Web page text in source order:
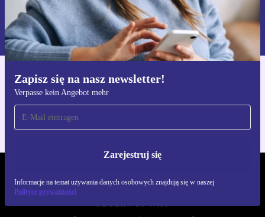
Zapisz się na nasz newsletter!
Verpasse kein Angebot mehr
Zarejestruj się
Informacje na temat używania danych osobowych znajdują się w naszej
Polityce prywatności
Zarejestruj się
Informacje na temat używania danych osobowych znajdują się w
naszej
Polityce prywatności
Pobierz aplikację refurbed
Dla iOS i Android
OBSERWUJ NAS